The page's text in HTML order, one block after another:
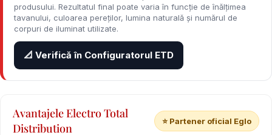
produsului. Rezultatul final poate varia în funcție de înălțimea
tavanului, culoarea pereților, lumina naturală și numărul de
corpuri de iluminat utilizate.
📐 Verifică în Configuratorul ETD
Avantajele Electro Total
Distribution
⭐ Partener oficial Eglo